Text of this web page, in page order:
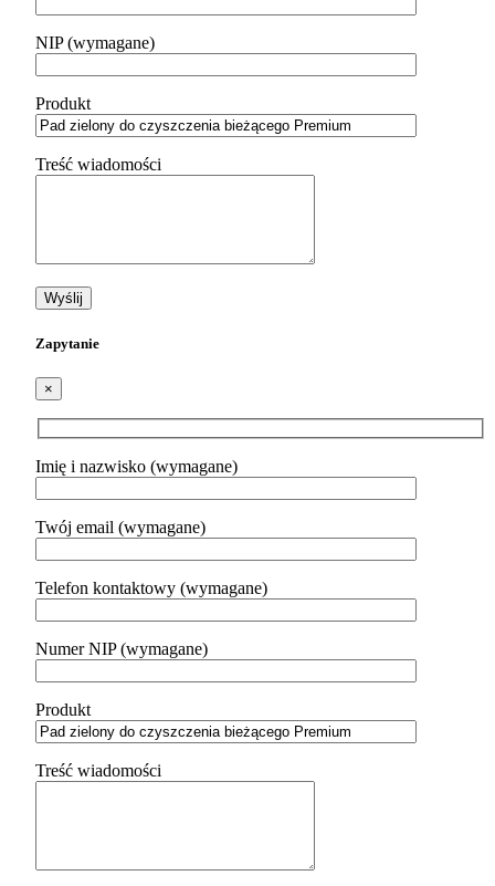
NIP (wymagane)
Produkt
Treść wiadomości
Zapytanie
×
Imię i nazwisko (wymagane)
Twój email (wymagane)
Telefon kontaktowy (wymagane)
Numer NIP (wymagane)
Produkt
Treść wiadomości